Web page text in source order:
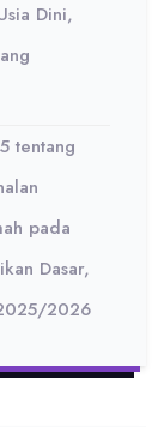
Dini,
tentang
pada
Dasar,
2026